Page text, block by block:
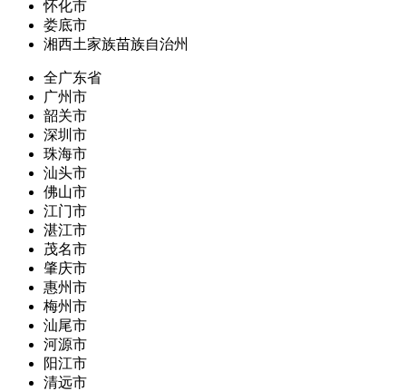
怀化市
娄底市
湘西土家族苗族自治州
全广东省
广州市
韶关市
深圳市
珠海市
汕头市
佛山市
江门市
湛江市
茂名市
肇庆市
惠州市
梅州市
汕尾市
河源市
阳江市
清远市